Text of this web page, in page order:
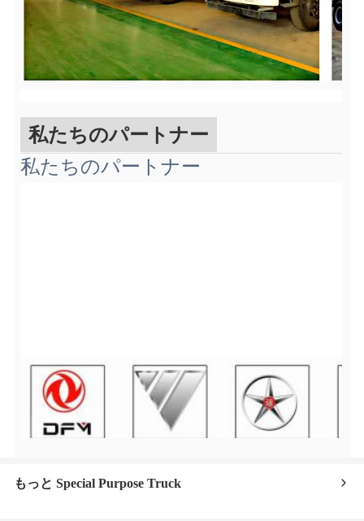
私たちのパートナー
私たちのパートナー
もっと Special Purpose Truck